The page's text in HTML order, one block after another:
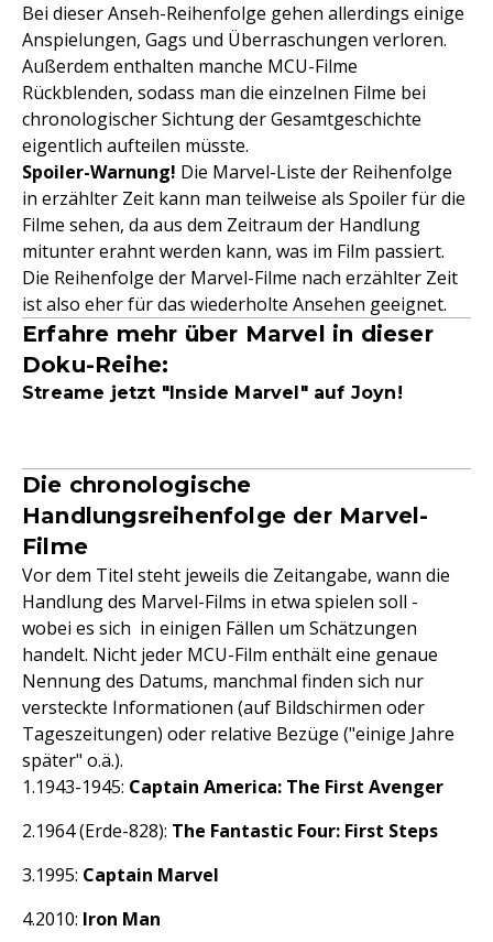
Bei dieser Anseh-Reihenfolge gehen allerdings einige
Anspielungen, Gags und Überraschungen verloren.
Außerdem enthalten manche MCU-Filme
Rückblenden, sodass man die einzelnen Filme bei
chronologischer Sichtung der Gesamtgeschichte
eigentlich aufteilen müsste.
Spoiler-Warnung! Die Marvel-Liste der Reihenfolge
in erzählter Zeit kann man teilweise als Spoiler für die
Filme sehen, da aus dem Zeitraum der Handlung
mitunter erahnt werden kann, was im Film passiert.
Die Reihenfolge der Marvel-Filme nach erzählter Zeit
ist also eher für das wiederholte Ansehen geeignet.
Erfahre mehr über Marvel in dieser
Doku-Reihe:
Streame jetzt "Inside Marvel" auf Joyn!
Die chronologische
Handlungsreihenfolge der Marvel-
Filme
Vor dem Titel steht jeweils die Zeitangabe, wann die
Handlung des Marvel-Films in etwa spielen soll -
wobei es sich in einigen Fällen um Schätzungen
handelt. Nicht jeder MCU-Film enthält eine genaue
Nennung des Datums, manchmal finden sich nur
versteckte Informationen (auf Bildschirmen oder
Tageszeitungen) oder relative Bezüge ("einige Jahre
später" o.ä.).
1943-1945: Captain America: The First Avenger
1964 (Erde-828): The Fantastic Four: First Steps
1995: Captain Marvel
2010: Iron Man